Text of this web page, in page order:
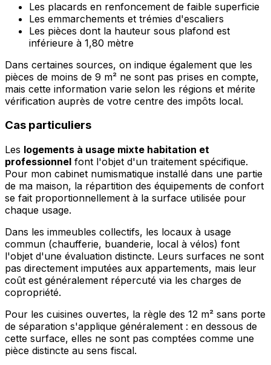
Les placards en renfoncement de faible superficie
Les emmarchements et trémies d'escaliers
Les pièces dont la hauteur sous plafond est
inférieure à 1,80 mètre
Dans certaines sources, on indique également que les
pièces de moins de 9 m² ne sont pas prises en compte,
mais cette information varie selon les régions et mérite
vérification auprès de votre centre des impôts local.
Cas particuliers
Les logements à usage mixte habitation et
professionnel font l'objet d'un traitement spécifique.
Pour mon cabinet numismatique installé dans une partie
de ma maison, la répartition des équipements de confort
se fait proportionnellement à la surface utilisée pour
chaque usage.
Dans les immeubles collectifs, les locaux à usage
commun (chaufferie, buanderie, local à vélos) font
l'objet d'une évaluation distincte. Leurs surfaces ne sont
pas directement imputées aux appartements, mais leur
coût est généralement répercuté via les charges de
copropriété.
Pour les cuisines ouvertes, la règle des 12 m² sans porte
de séparation s'applique généralement : en dessous de
cette surface, elles ne sont pas comptées comme une
pièce distincte au sens fiscal.